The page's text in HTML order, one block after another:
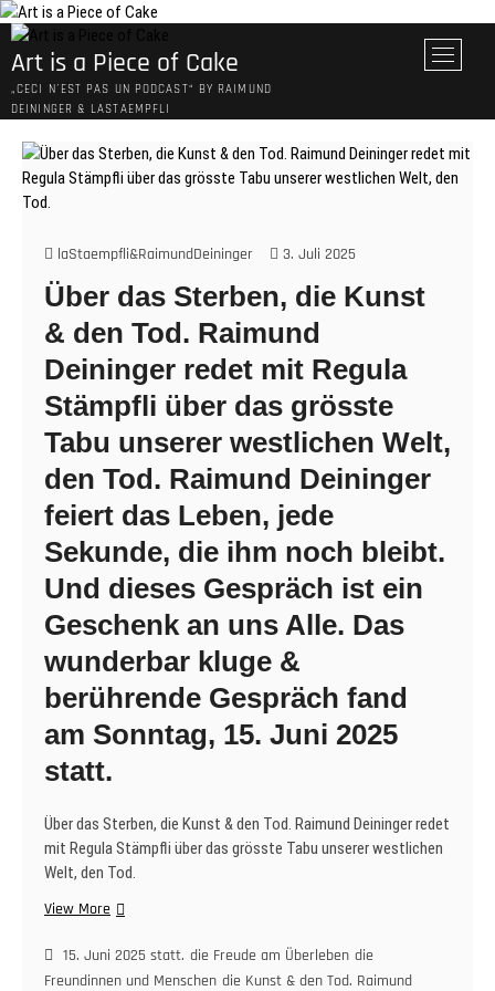
Skip
to
content
Art is a Piece of Cake
„CECI N´EST PAS UN PODCAST“ BY RAIMUND
DEININGER & LASTAEMPFLI
M
e
u
B
u
laStaempfli&RaimundDeininger 3. Juli 2025
Über das Sterben, die Kunst
& den Tod. Raimund
Deininger redet mit Regula
Stämpfli über das grösste
Tabu unserer westlichen Welt,
den Tod. Raimund Deininger
feiert das Leben, jede
Sekunde, die ihm noch bleibt.
Und dieses Gespräch ist ein
Geschenk an uns Alle. Das
wunderbar kluge &
berührende Gespräch fand
am Sonntag, 15. Juni 2025
statt.
Über das Sterben, die Kunst & den Tod. Raimund Deininger redet
mit Regula Stämpfli über das grösste Tabu unserer westlichen
Welt, den Tod.
View MoreÜber
Sterben,
die
15. Juni 2025 statt. die Freude am Überleben die
Freundinnen und Menschen die Kunst & den Tod. Raimund